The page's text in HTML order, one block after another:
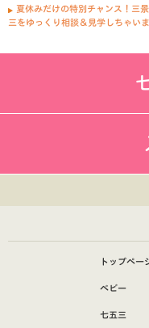
夏休みだけの特別チャンス！三
三をゆっくり相談＆見学しちゃい
トップペー
ベビー
七五三